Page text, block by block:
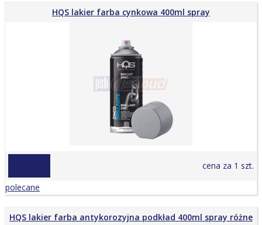
HQS lakier farba cynkowa 400ml spray
cena za 1 szt.
polecane
HQS lakier farba antykorozyjna podkład 400ml spray różne